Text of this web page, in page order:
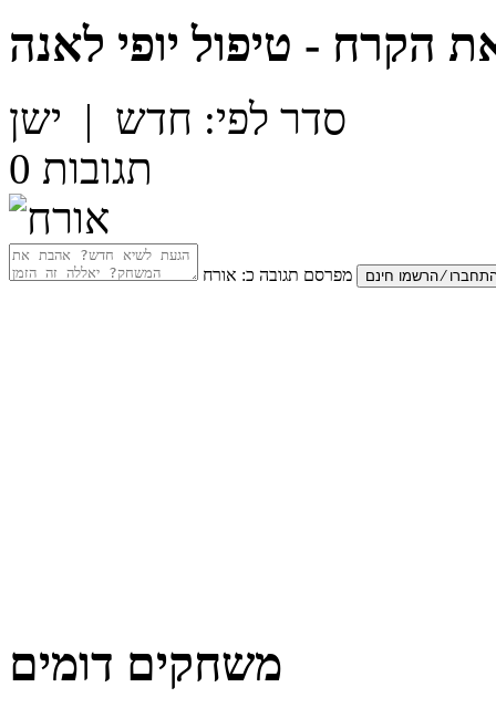
הקרח - טיפול יופי לאנה
סדר לפי: חדש | ישן
0 תגובות
מפרסם תגובה כ: אורח
משחקים דומים